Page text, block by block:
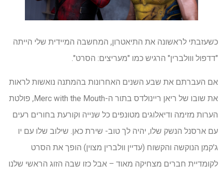
כשעזבתי לראשונה את התיאטרון, המחשבה המיידית שלי הייתה
"דדפול ווולברין" הרגיש כמו "מעריצים: הסרט".
אם העברתם את שבע השנים האחרונות בהמתנה נואשות לראות
את שובו של ריאן ריינולדס בתור ה-Merc with the Mouth, פולטת
הערות מזימה ודיאלוגים מטונפים כל שנייה וקורעת בחורים רעים
עם ארסנל הנשק שלו, יהיה לך טוב- שירת כאן. שילוב שלו עם יו
ג'קמן הנוקשה והקשוח (עדיין וולברין מצוין) הופך את הסרט
לקומדיית חברים מצחיקה מאוד – אבל כזו שבה הזוג הראשי שלנו